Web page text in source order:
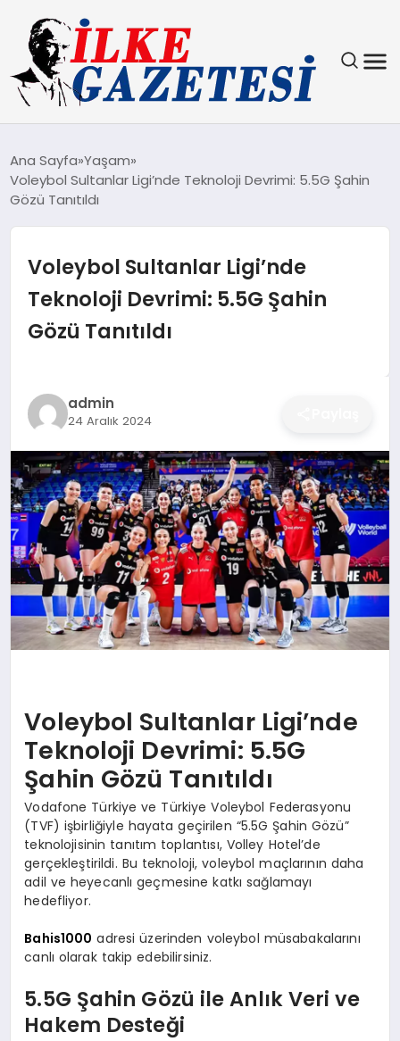
TEKNOLOJI
MAGAZIN
DÜNYA
SIYASET
EĞITIM
Ana Sayfa Yaşam
Voleybol Sultanlar Ligi’nde Teknoloji Devrimi: 5.5G Şahin
Gözü Tanıtıldı
Voleybol Sultanlar Ligi’nde
Teknoloji Devrimi: 5.5G Şahin
Gözü Tanıtıldı
admin
24 Aralık 2024
Voleybol Sultanlar Ligi’nde
Teknoloji Devrimi: 5.5G
Şahin Gözü Tanıtıldı
Vodafone Türkiye ve Türkiye Voleybol Federasyonu
(TVF) işbirliğiyle hayata geçirilen “5.5G Şahin Gözü”
teknolojisinin tanıtım toplantısı, Volley Hotel’de
gerçekleştirildi. Bu teknoloji, voleybol maçlarının daha
adil ve heyecanlı geçmesine katkı sağlamayı
hedefliyor.
Bahis1000 adresi üzerinden voleybol müsabakalarını
canlı olarak takip edebilirsiniz.
5.5G Şahin Gözü ile Anlık Veri ve
Hakem Desteği